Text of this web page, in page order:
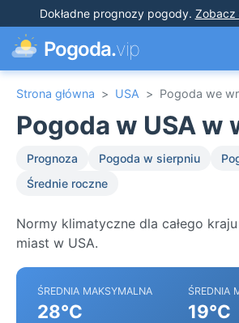
Dokładne prognozy pogody. Zobacz
Pogoda.vip
Strona główna > USA > Pogoda we
Pogoda w USA w
Prognoza Pogoda w sierpniu
Średnie roczne
Normy klimatyczne dla całego
miast w USA.
ŚREDNIA MAKSYMALNA
28°C
ŚREDNIA
19°C